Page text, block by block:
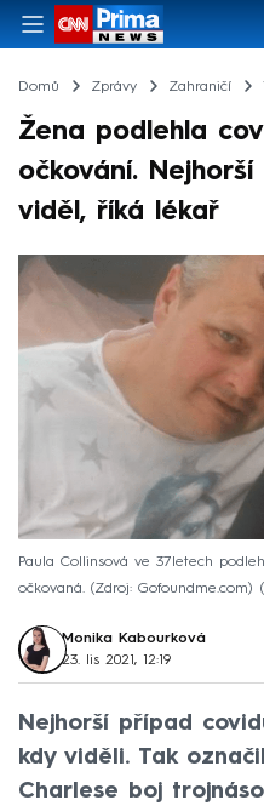
Domů Zprávy Zahraničí
Žena podlehla
očkování.
viděl, říká lékař
Paula Collinsová ve 37letech
očkovaná. (Zdroj: Gofoundme.com)
Monika Kabourková
23. lis 2021, 12:19
Nejhorší případ
kdy viděli. Tak
Charlese boj